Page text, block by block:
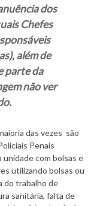
dos
Chefes
além de
parte da
não ver
das vezes são
Penais
unidade com bolsas e
utilizando bolsas ou
do trabalho de
sanitária, falta de